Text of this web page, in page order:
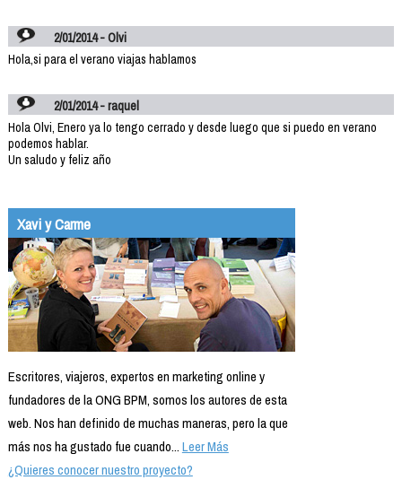
2/01/2014 - Olvi
Hola,si para el verano viajas hablamos
2/01/2014 - raquel
Hola Olvi, Enero ya lo tengo cerrado y desde luego que si puedo en verano
podemos hablar.
Un saludo y feliz año
Xavi y Carme
Escritores, viajeros, expertos en marketing online y
fundadores de la ONG BPM, somos los autores de esta
web. Nos han definido de muchas maneras, pero la que
más nos ha gustado fue cuando...Leer Más
¿Quieres conocer nuestro proyecto?